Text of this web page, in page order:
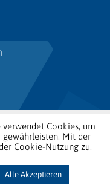
Cookies, um
gewährleisten. Mit der
Cookie-Nutzung zu.
Alle Akzeptieren